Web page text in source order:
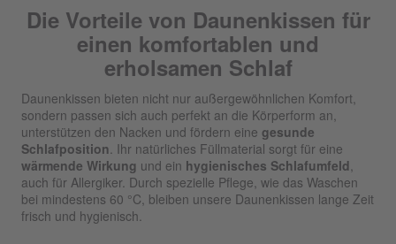
Die Vorteile von Daunenkissen für
einen komfortablen und
erholsamen Schlaf
Daunenkissen bieten nicht nur außergewöhnlichen Komfort,
sondern passen sich auch perfekt an die Körperform an,
unterstützen den Nacken und fördern eine gesunde
Schlafposition . Ihr natürliches Füllmaterial sorgt für eine
wärmende Wirkung und ein hygienisches Schlafumfeld
auch für Allergiker. Durch spezielle Pflege, wie das Waschen
bei mindestens 60 °C, bleiben unsere Daunenkissen lange Zeit
frisch und hygienisch.